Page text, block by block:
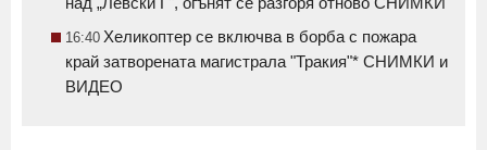
16:40 Хеликоптер се включва в борба с пожара
край затворената магистрала "Тракия"* СНИМКИ и
ВИДЕО